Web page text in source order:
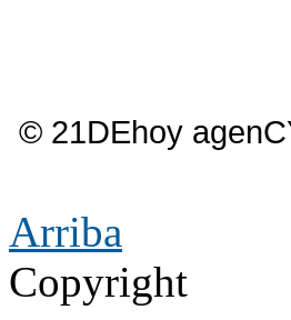
© 21DEhoy
Arriba
Copyright